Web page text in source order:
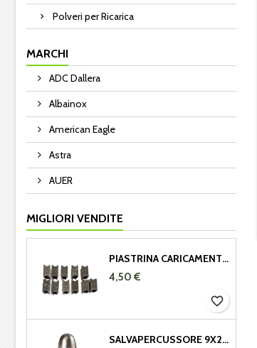
Polveri per Ricarica
MARCHI
ADC Dallera
Albainox
American Eagle
Astra
AUER
MIGLIORI VENDITE
PIASTRINA CARICAMENTO GARAND 308 - 30.06
4,50 €
favorite_border
SALVAPERCUSSORE 9X21 IN METALLO